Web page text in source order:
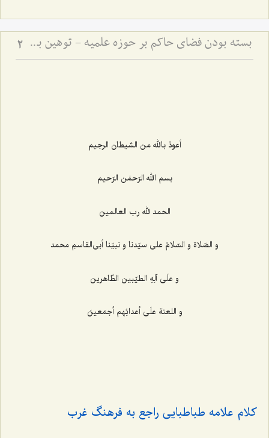
بسته بودن فضای حاکم بر حوزه علمیه - توهین به اولیاء و سکوت حوزه علمیّه 2
أعوذ بالله من الشیطان الرجیم
بسم الله الرّحمٰن الرّحیم
الحمد لله رب العالمین
و الصّلاة و السّلامُ علی سیّدنا و نبیّنا أبی‌القاسمِ محمد
و علَی آلِهِ الطیّبین الطّاهرین‌
و اللعنة علَی أعدائِهم أجمَعینَ‌
کلام علامه طباطبایی راجع به فرهنگ غرب